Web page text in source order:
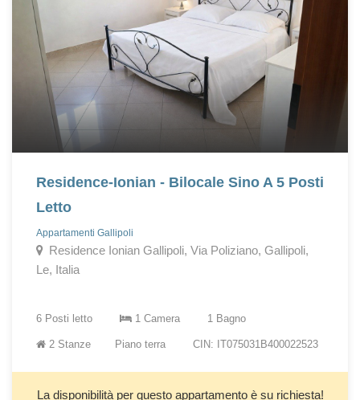
Residence-Ionian - Bilocale Sino A 5 Posti
Letto
Appartamenti Gallipoli
Residence Ionian Gallipoli, Via Poliziano, Gallipoli,
Le, Italia
6 Posti letto 1 Camera 1 Bagno
2 Stanze Piano terra CIN: IT075031B400022523
La disponibilità per questo appartamento è su richiesta!